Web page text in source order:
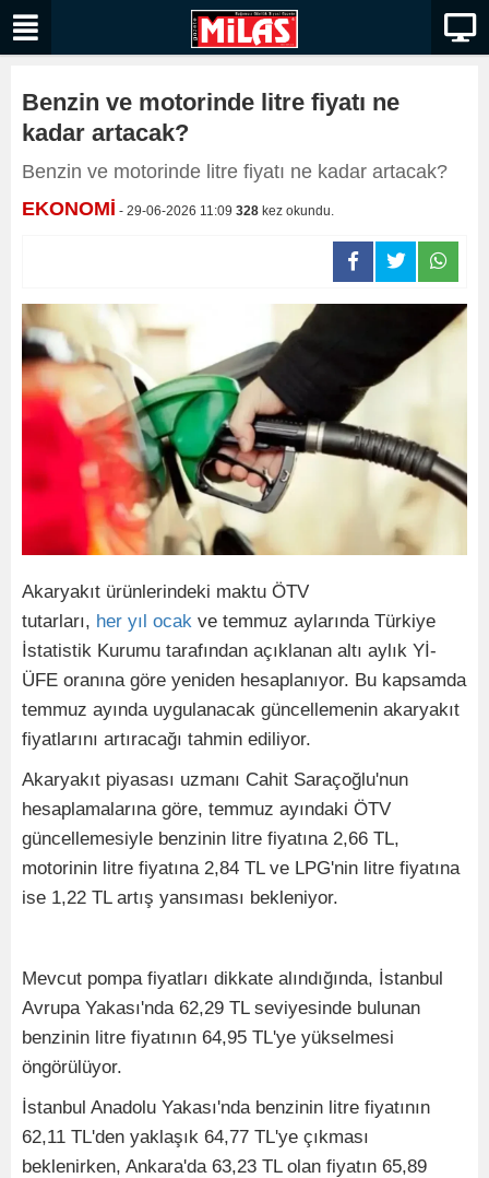
Benzin ve motorinde litre fiyatı ne
kadar artacak?
Benzin ve motorinde litre fiyatı ne kadar artacak?
EKONOMİ - 29-06-2026 11:09 328 kez okundu.
Akaryakıt ürünlerindeki maktu ÖTV
tutarları, her yıl ocak ve temmuz aylarında Türkiye
İstatistik Kurumu tarafından açıklanan altı aylık Yİ-
ÜFE oranına göre yeniden hesaplanıyor. Bu kapsamda
temmuz ayında uygulanacak güncellemenin akaryakıt
fiyatlarını artıracağı tahmin ediliyor.
Akaryakıt piyasası uzmanı Cahit Saraçoğlu'nun
hesaplamalarına göre, temmuz ayındaki ÖTV
güncellemesiyle benzinin litre fiyatına 2,66 TL,
motorinin litre fiyatına 2,84 TL ve LPG'nin litre fiyatına
ise 1,22 TL artış yansıması bekleniyor.
Mevcut pompa fiyatları dikkate alındığında, İstanbul
Avrupa Yakası'nda 62,29 TL seviyesinde bulunan
benzinin litre fiyatının 64,95 TL'ye yükselmesi
öngörülüyor.
İstanbul Anadolu Yakası'nda benzinin litre fiyatının
62,11 TL'den yaklaşık 64,77 TL'ye çıkması
beklenirken, Ankara'da 63,23 TL olan fiyatın 65,89